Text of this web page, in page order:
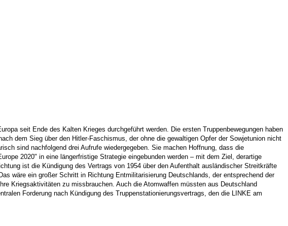
seit Ende des Kalten Krieges durchgeführt werden. Die ersten Truppenbewegungen haben
dem Sieg über den Hitler-Faschismus, der ohne die gewaltigen Opfer der Sowjetunion nicht
sind nachfolgend drei Aufrufe wiedergegeben. Sie machen Hoffnung, dass die
2020" in eine längerfristige Strategie eingebunden werden – mit dem Ziel, derartige
ist die Kündigung des Vertrags von 1954 über den Aufenthalt ausländischer Streitkräfte
wäre ein großer Schritt in Richtung Entmilitarisierung Deutschlands, der entsprechend der
Kriegsaktivitäten zu missbrauchen. Auch die Atomwaffen müssten aus Deutschland
Forderung nach Kündigung des Truppenstationierungsvertrags, den die LINKE am